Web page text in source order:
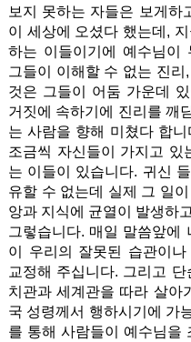
보지 못하는 자들은 보게하
이 세상에 오셨다 했는데,
하는 이들이기에 예수님이
그들이 이해할 수 없는 진
것은 그들이 어둠 가운데
거짓에 속하기에 진리를 깨
는 사람을 향해 미쳤다 합
조금씩 자신들이 가지고 있
는 이들이 있습니다. 귀신
유할 수 없는데 실제 그 일
앙과 지식에 균열이 발생하
그렇습니다. 매일 말씀앞에
이 우리의 잘못된 습관이
교정해 주십니다. 그리고
치관과 세계관을 따라 살아
국 성령께서 행하시기에 가
를 통해 사람들이 예수님을